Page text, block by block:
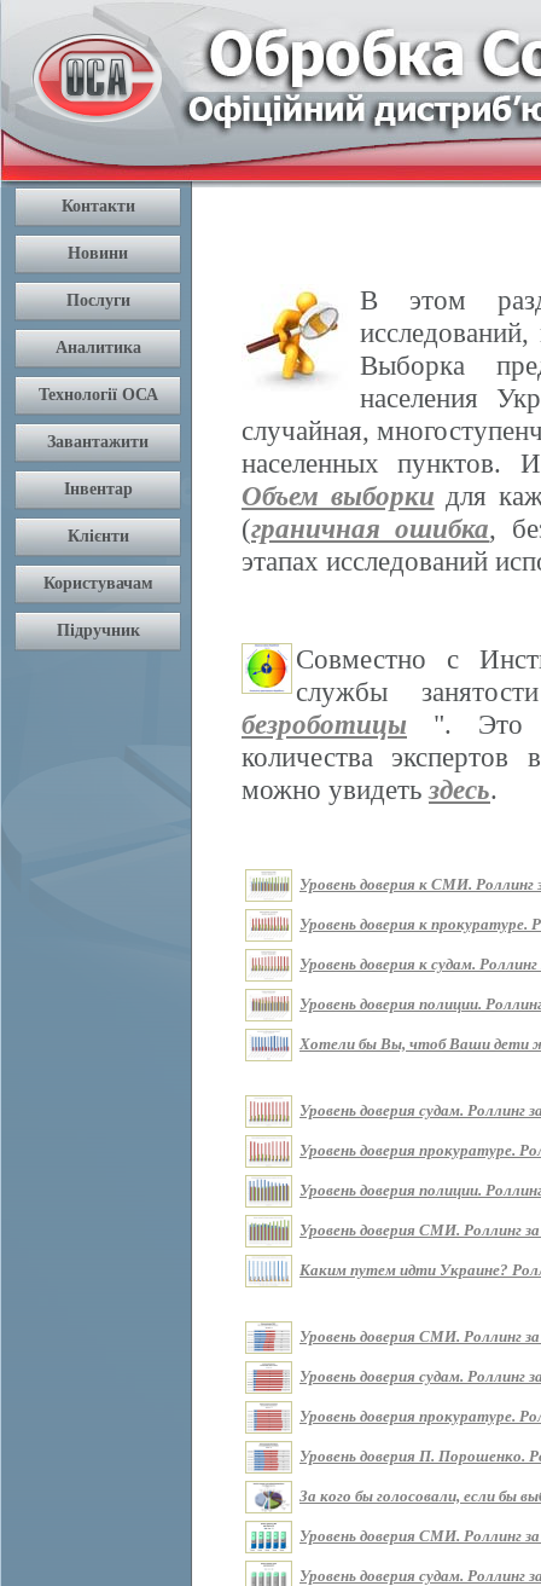
В этом
Выборка
населения
случайная,
населенных пунктов.
Объем выборки для
(граничная ошибка,
этапах исследований
Совместно с
службы
безроботицы ". Это
количества
можно увидетьздесь.
Уровень доверия к СМИ. Роллинг
Уровень доверия к прокуратуре.
Уровень доверия к судам.
Уровень доверия полиции.
Хотели бы Вы, чтоб Ваши дети
Уровень доверия судам. Роллинг
Уровень доверия прокуратуре.
Уровень доверия полиции.
Уровень доверия СМИ. Роллинг
Каким путем идти Украине?
Уровень доверия СМИ. Роллинг
Уровень доверия судам. Роллинг
Уровень доверия прокуратуре.
Уровень доверия П. Порошенко.
За кого бы голосовали, если бы
Уровень доверия СМИ. Роллинг
Уровень доверия судам. Роллинг